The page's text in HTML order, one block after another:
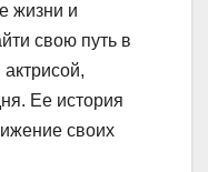
жизни и
свою путь в
Ее история
своих